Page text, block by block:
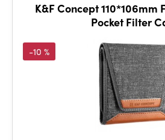
K&F Concept 110*106mm
Pocket Filter
-10 %